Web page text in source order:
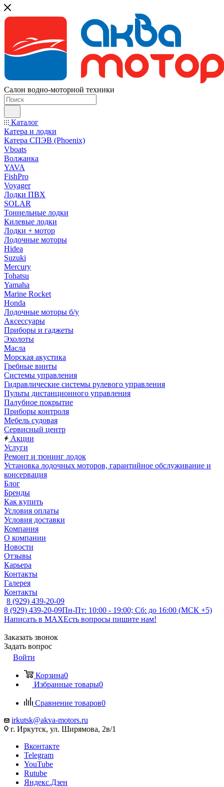
Салон водно-моторной техники
Каталог
Катера и лодки
Катера СПЭВ (Phoenix)
Vboats
Волжанка
YAVA
FishPro
Voyager
Лодки ПВХ
SOLAR
Тоннельные лодки
Килевые лодки
Лодки + мотор
Лодочные моторы
Hidea
Suzuki
Mercury
Tohatsu
Yamaha
Marine Rocket
Honda
Лодочные моторы б/у
Аксессуары
Приборы и гаджеты
Эхолоты
Масла
Морская акустика
Гребные винты
Системы управления
Гидравлические системы рулевого управления
Пульты дистанционного управления
Палубное покрытие
Приборы контроля
Мебель судовая
Сервисный центр
Акции
Услуги
Ремонт и тюнинг лодок
Установка лодочных моторов, гарантийное обслуживание и
консервация
Блог
Бренды
Как купить
Условия оплаты
Условия доставки
Компания
О компании
Новости
Отзывы
Карьера
Контакты
Галерея
Контакты
8 (929) 439-20-09
8 (929) 439-20-09Пн-Пт: 10:00 - 19:00; Сб: до 16:00 (МСК +5)
Написать в MAXЕсть вопросы пишите нам!
Заказать звонок
Задать вопрос
Войти
Корзина0
Избранные товары0
Сравнение товаров0
irkutsk@akva-motors.ru
г. Иркутск, ул. Ширямова, 2в/1
Вконтакте
Telegram
YouTube
Rutube
Яндекс.Дзен